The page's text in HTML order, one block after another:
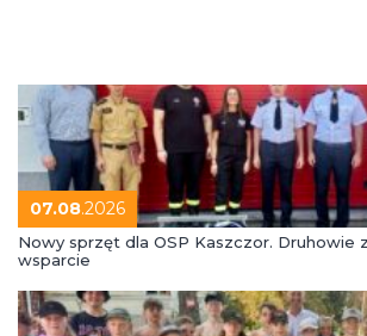
07.08.2026
Nowy sprzęt dla OSP Kaszczor. Druhowie
wsparcie